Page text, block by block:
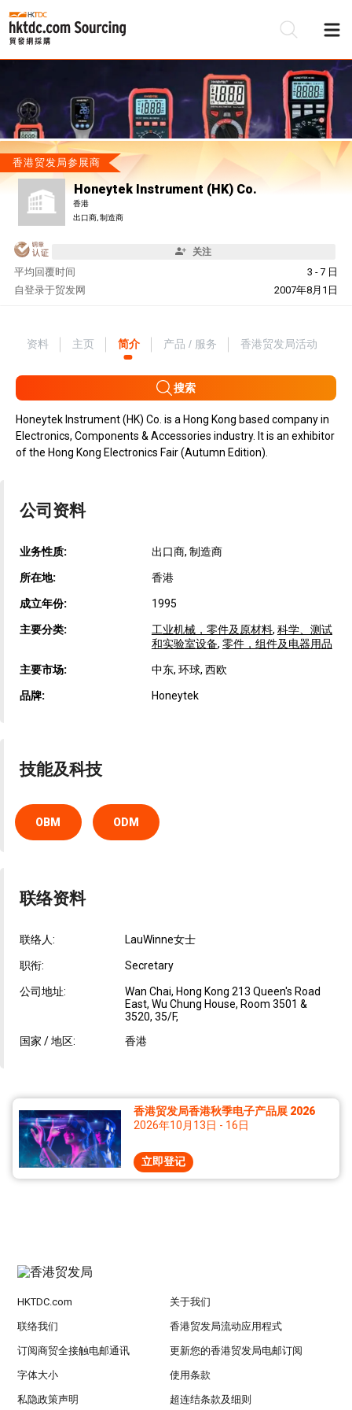
香港贸发局参展商
Honeytek Instrument (HK) Co.
香港
出口商, 制造商
关注
平均回覆时间
3 - 7 日
自
2007年8月1日
登录于贸发网
资料 主页 简介 产品 / 服务 香港贸发局活动
搜索
Honeytek Instrument (HK) Co. is a Hong Kong based company in
Electronics, Components & Accessories industry. It is an exhibitor
of the Hong Kong Electronics Fair (Autumn Edition).
公司资料
业务性质: 出口商, 制造商
所在地: 香港
成立年份: 1995
主要分类: 工业机械，零件及原材料, 科学、测试
和实验室设备, 零件，组件及电器用品
主要市场: 中东, 环球, 西欧
品牌: Honeytek
技能及科技
OBM ODM
联络资料
联络人: LauWinne女士
职衔: Secretary
公司地址:
Wan Chai, Hong Kong 213 Queen's Road
East, Wu Chung House, Room 3501 &
3520, 35/F,
国家 / 地区:
香港
香港贸发局香港秋季电子产品展 2026
2026年10月13日 - 16日
立即登记
HKTDC.com 关于我们
联络我们 香港贸发局流动应用程式
订阅商贸全接触电邮通讯 更新您的香港贸发局电邮订阅
字体大小 使用条款
私隐政策声明 超连结条款及细则